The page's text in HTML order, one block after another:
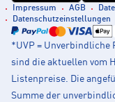
Impressum AGB
Datenschutzeinstellungen
*UVP = Unverbindliche
sind die aktuellen vom
Listenpreise. Die
Summe der